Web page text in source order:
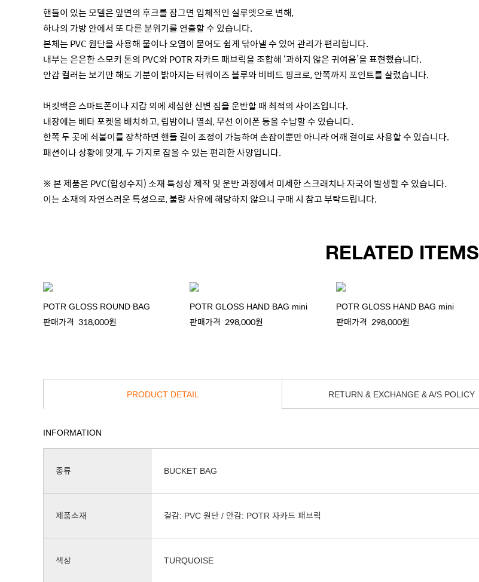
핸들이 있는 모델은 앞면의 후크를 잠그면 입체적인 실루엣으로 변해,
하나의 가방 안에서 또 다른 분위기를 연출할 수 있습니다.
본체는 PVC 원단을 사용해 물이나 오염이 묻어도 쉽게 닦아낼 수 있어 관리가 편리합니다.
내부는 은은한 스모키 톤의 PVC와 POTR 자카드 패브릭을 조합해 ‘과하지 않은 귀여움’을 표현했습니다.
안감 컬러는 보기만 해도 기분이 밝아지는 터쿼이즈 블루와 비비드 핑크로, 안쪽까지 포인트를 살렸습니다.
버킷백은 스마트폰이나 지갑 외에 세심한 신변 짐을 운반할 때 최적의 사이즈입니다.
내장에는 베타 포켓을 배치하고, 립밤이나 열쇠, 무선 이어폰 등을 수납할 수 있습니다.
한쪽 두 곳에 쇠붙이를 장착하면 핸들 길이 조정이 가능하여 손잡이뿐만 아니라 어깨 걸이로 사용할 수 있습니다.
패션이나 상황에 맞게, 두 가지로 잡을 수 있는 편리한 사양입니다.
※ 본 제품은 PVC(합성수지) 소재 특성상 제작 및 운반 과정에서 미세한 스크래치나 자국이 발생할 수 있습니다.
이는 소재의 자연스러운 특성으로, 불량 사유에 해당하지 않으니 구매 시 참고 부탁드립니다.
RELATED ITEMS
POTR GLOSS ROUND BAG
판매가격 318,000원
POTR GLOSS HAND BAG mini
판매가격 298,000원
POTR GLOSS HAND BAG mini
판매가격 298,000원
PRODUCT DETAIL RETURN & EXCHANGE & A/S POLICY
INFORMATION
종류 BUCKET BAG
제품소재 겉감: PVC 원단 / 안감: POTR 자카드 패브릭
색상 TURQUOISE